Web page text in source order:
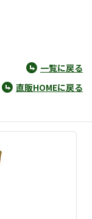
一覧に戻る
直販HOMEに戻る